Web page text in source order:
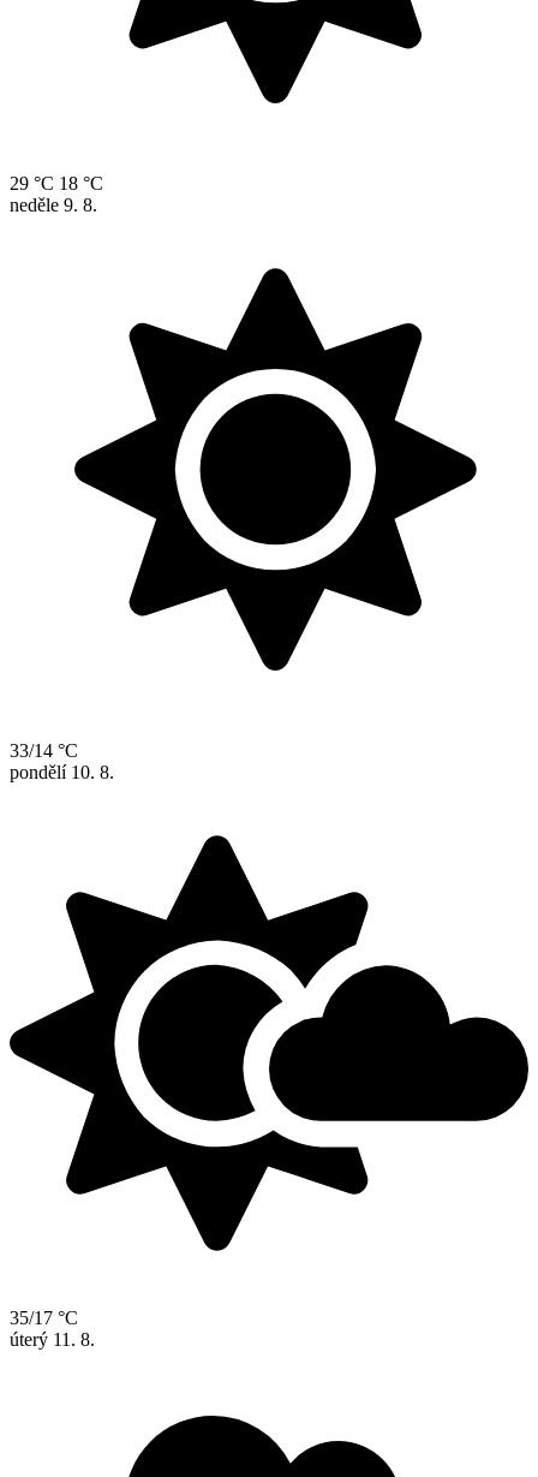
29 °C 18 °C
neděle 9. 8.
33/14 °C
pondělí 10. 8.
35/17 °C
úterý 11. 8.